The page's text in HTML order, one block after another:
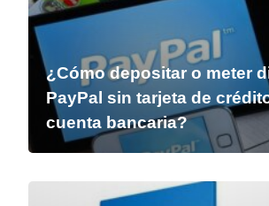
¿Cómo depositar o meter
PayPal sin tarjeta de
cuenta bancaria?